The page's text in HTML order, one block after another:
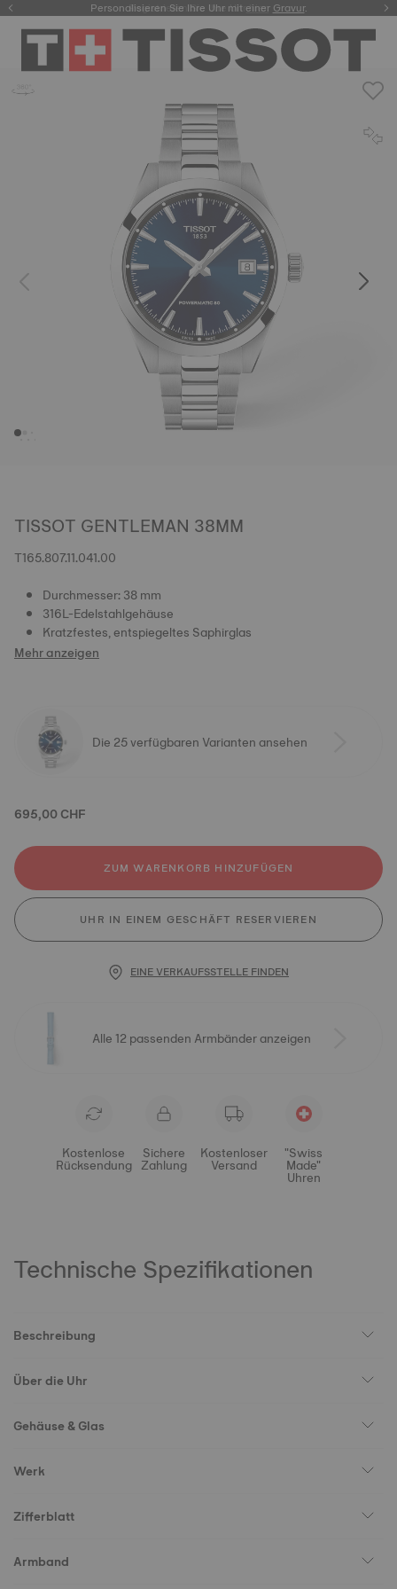
Personalisieren Sie Ihre Uhr mit einerGravur.
Registrieren Sie Ihre Uhr hier.
TISSOT GENTLEMAN 38MM
T165.807.11.041.00
Durchmesser: 38 mm
316L-Edelstahlgehäuse
Kratzfestes, entspiegeltes Saphirglas
Mehr anzeigen
Die 25 verfügbaren Varianten ansehen
695,00 CHF
ZUM WARENKORB HINZUFÜGEN
UHR IN EINEM GESCHÄFT RESERVIEREN
EINE VERKAUFSSTELLE FINDEN
Alle 12 passenden Armbänder anzeigen
Kostenlose
Rücksendung
Sichere
Zahlung
Kostenloser
Versand
"Swiss
Made"
Uhren
Technische Spezifikationen
Beschreibung
Über die Uhr
Gehäuse & Glas
Werk
Zifferblatt
Armband